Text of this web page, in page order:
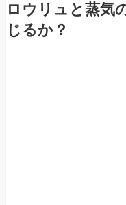
ロウリュと蒸気
じるか？